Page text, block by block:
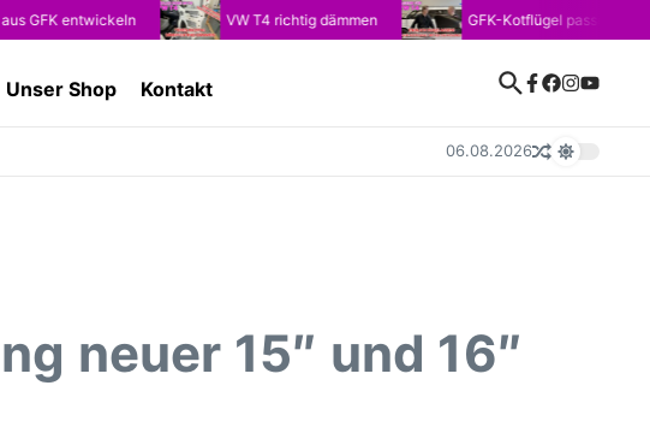
entwickeln VW T4 richtig dämmen GFK-Kotflügel passend für VW
Unser Shop Kontakt
06.08.2026
neuer 15″ und 16″